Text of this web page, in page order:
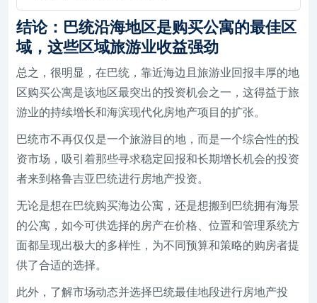
结论：巴统沿海地区是购买公寓的最佳区
域，这些区域旅游业收益强劲
总之，很明显，在巴统，靠近海边且旅游业回报丰厚的地
区购买公寓是该地区最突出的投资机会之一，这得益于旅
游业的持续增长和海滨现代化房地产项目的扩张。
巴统市不再仅仅是一个旅游目的地，而是一个综合性的投
资市场，吸引着那些寻求稳定回报和长期增长机会的投资
者来到格鲁吉亚巴统进行房地产投资。
无论是想在巴统购买海边公寓，还是想搬到巴统拥有海景
的公寓，如今可供选择的房产在价格、位置和管理系统方
面都呈现出极大的多样性，为不同预算和策略的购房者提
供了合适的选择。
此外，了解市场动态并选择巴统最佳地段进行房地产投